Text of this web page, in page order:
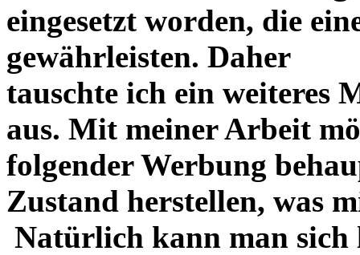
eingesetzt worden, die
gewährleisten. Daher
tauschte ich ein weiteres
aus. Mit meiner Arbeit
folgender Werbung
Zustand herstellen, was
Natürlich kann man sich